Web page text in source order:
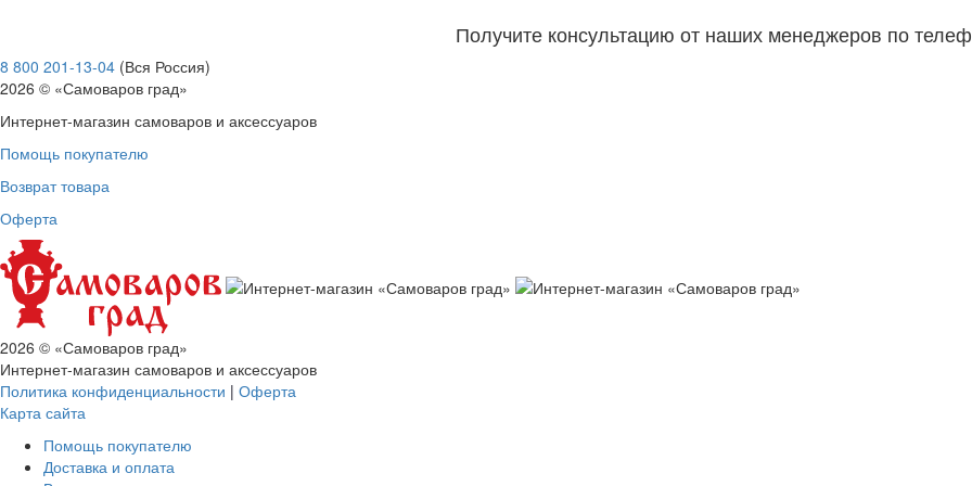
Получите консультацию от наших менеджеров по
8 800 201-13-04 (Вся Россия)
2026 © «Самоваров град»
Интернет-магазин самоваров и аксессуаров
Помощь покупателю
Возврат товара
Оферта
2026 © «Самоваров град»
Интернет-магазин самоваров и аксессуаров
Политика конфиденциальности | Оферта
Карта сайта
Помощь покупателю
Доставка и оплата